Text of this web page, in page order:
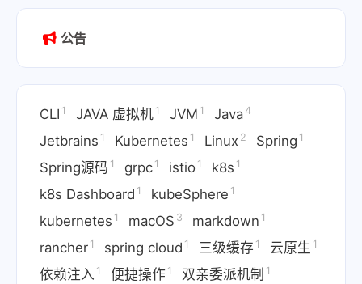
2024-04-07
公告
CLI 1 JAVA 虚拟机 1 JVM 1 Java 4
Jetbrains 1 Kubernetes 1 Linux 2 Spring 1
Spring源码 1 grpc 1 istio 1 k8s 1
k8s Dashboard 1 kubeSphere 1
kubernetes 1 macOS 3 markdown 1
rancher 1 spring cloud 1 三级缓存 1 云原生 1
依赖注入 1 便捷操作 1 双亲委派机制 1